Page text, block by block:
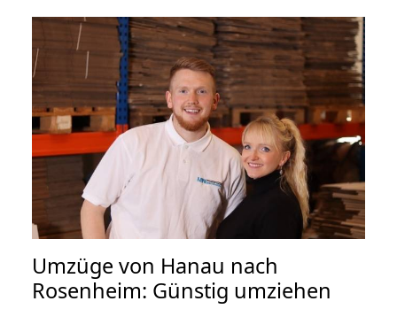
Umzüge von Hanau nach
Rosenheim: Günstig umziehen